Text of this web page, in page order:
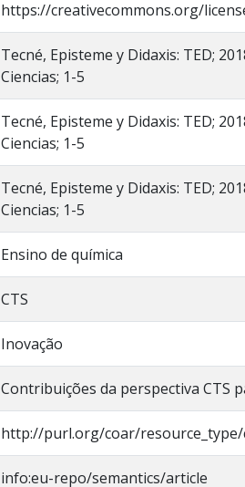
https://creativecommons.org/
Tecné, Episteme y Didaxis: TED;
Ciencias; 1-5
Tecné, Episteme y Didaxis: TED;
Ciencias; 1-5
Tecné, Episteme y Didaxis: TED;
Ciencias; 1-5
Ensino de química
CTS
Inovação
Contribuições da perspectiva CTS
http://purl.org/coar/resource_type/
info:eu-repo/semantics/article